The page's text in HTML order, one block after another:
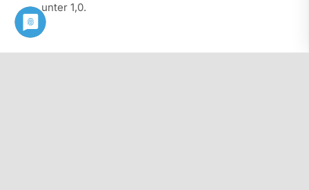
unter 1,0.